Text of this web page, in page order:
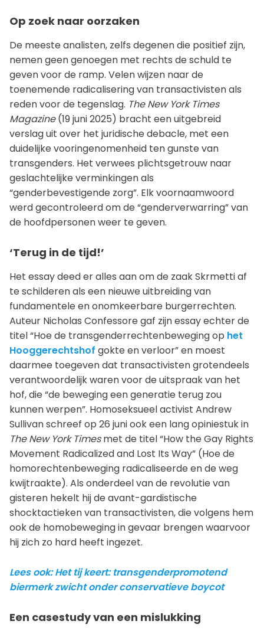
Op zoek naar oorzaken
De meeste analisten, zelfs degenen die positief zijn,
nemen geen genoegen met rechts de schuld te
geven voor de ramp. Velen wijzen naar de
toenemende radicalisering van transactivisten als
reden voor de tegenslag. The New York Times
Magazine(19 juni 2025) bracht een uitgebreid
verslag uit over het juridische debacle, met een
duidelijke vooringenomenheid ten gunste van
transgenders. Het verwees plichtsgetrouw naar
geslachtelijke verminkingen als
“genderbevestigende zorg”. Elk voornaamwoord
werd gecontroleerd om de “genderverwarring” van
de hoofdpersonen weer te geven.
‘Terug in de tijd!’
Het essay deed er alles aan om de zaak Skrmetti af
te schilderen als een nieuwe uitbreiding van
fundamentele en onomkeerbare burgerrechten.
Auteur Nicholas Confessore gaf zijn essay echter de
titel “Hoe de transgenderrechtenbeweging op het
Hooggerechtshof gokte en verloor” en moest
daarmee toegeven dat transactivisten grotendeels
verantwoordelijk waren voor de uitspraak van het
hof, die “de beweging een generatie terug zou
kunnen werpen”. Homoseksueel activist Andrew
Sullivan schreef op 26 juni ook een lang opiniestuk in
The New York Timesmet de titel “How the Gay Rights
Movement Radicalized and Lost Its Way” (Hoe de
homorechtenbeweging radicaliseerde en de weg
kwijtraakte). Als onderdeel van de revolutie van
gisteren hekelt hij de avant-gardistische
shocktactieken van transactivisten, die volgens hem
ook de homobeweging in gevaar brengen waarvoor
hij zich zo hard heeft ingezet.
Lees ook: Het tij keert: transgenderpromotend
biermerk zwicht onder conservatieve boycot
Een casestudy van een mislukking